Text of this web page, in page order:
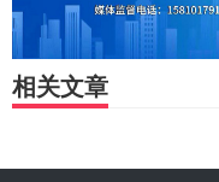
相关文章